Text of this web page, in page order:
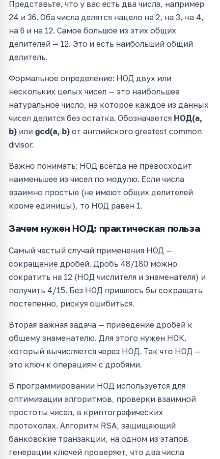
Представьте, что у вас есть два числа, например
24 и 36. Оба числа делятся нацело на 2, на 3, на 4,
на 6 и на 12. Самое большое из этих общих
делителей — 12. Это и есть наибольший общий
делитель.
Формальное определение: НОД двух или
нескольких целых чисел — это наибольшее
натуральное число, на которое каждое из данных
чисел делится без остатка. Обозначается НОД(a,
b) или gcd(a, b) от английского greatest common
divisor.
Важно понимать: НОД всегда не превосходит
наименьшее из чисел по модулю. Если числа
взаимно простые (не имеют общих делителей
кроме единицы), то НОД равен 1.
Зачем нужен НОД: практическая польза
Самый частый случай применения НОД —
сокращение дробей. Дробь 48/180 можно
сократить на 12 (НОД числителя и знаменателя) и
получить 4/15. Без НОД пришлось бы сокращать
постепенно, рискуя ошибиться.
Вторая важная задача — приведение дробей к
общему знаменателю. Для этого нужен НОК,
который вычисляется через НОД. Так что НОД —
это ключ к операциям с дробями.
В программировании НОД используется для
оптимизации алгоритмов, проверки взаимной
простоты чисел, в криптографических
протоколах. Алгоритм RSA, защищающий
банковские транзакции, на одном из этапов
генерации ключей проверяет, что два числа